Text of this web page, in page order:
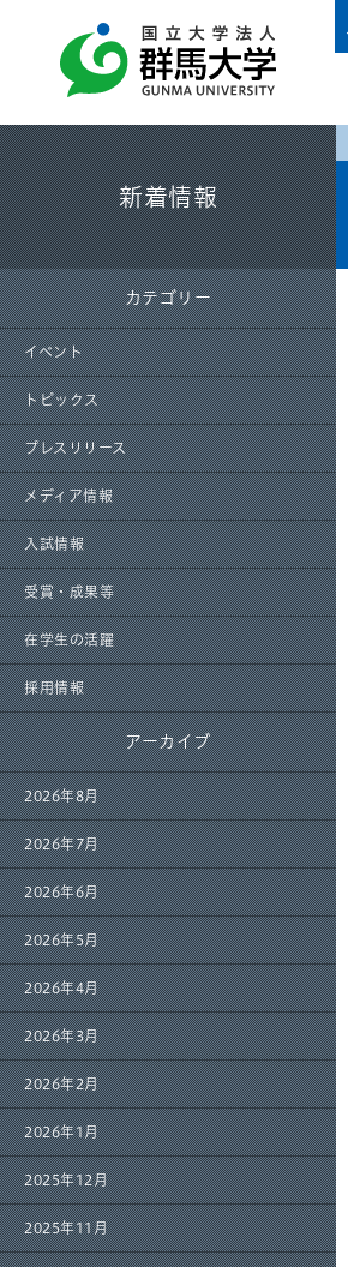
新着情報
カテゴリー
イベント
トピックス
プレスリリース
メディア情報
入試情報
受賞・成果等
在学生の活躍
採用情報
アーカイブ
2026年8月
2026年7月
2026年6月
2026年5月
2026年4月
2026年3月
2026年2月
2026年1月
2025年12月
2025年11月